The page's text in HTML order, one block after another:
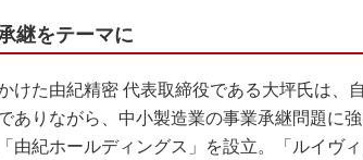
継をテーマに
けた由紀精密 代表取締役である大坪氏は、
ありながら、中小製造業の事業承継問題に
由紀ホールディングス」を設立。「ルイヴ